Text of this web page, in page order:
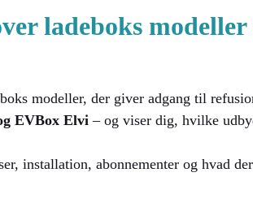
ladeboks
modeller, der giver adgang til
EVBox Elvi– og viser dig, hvilke
installation, abonnementer og hvad